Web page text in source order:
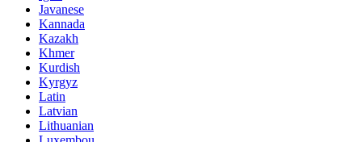
Javanese
Kannada
Kazakh
Khmer
Kurdish
Kyrgyz
Latin
Latvian
Lithuanian